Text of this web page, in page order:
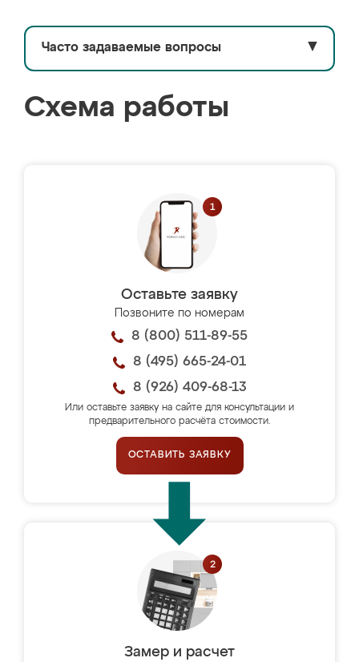
Часто задаваемые вопросы ▼
Схема работы
Оставьте заявку
Позвоните по номерам
8 (800) 511-89-55
8 (495) 665-24-01
8 (926) 409-68-13
Или оставьте заявку на сайте для консультации и
предварительного расчёта стоимости.
ОСТАВИТЬ ЗАЯВКУ
Замер и расчет